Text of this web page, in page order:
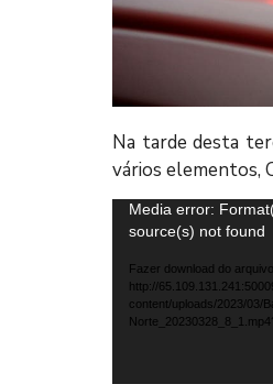
Na tarde desta
vários elementos,
Tocador
de
vídeo
Media error:
source(s) not found
Fazer download do
http://
content/uploads/2023/03/